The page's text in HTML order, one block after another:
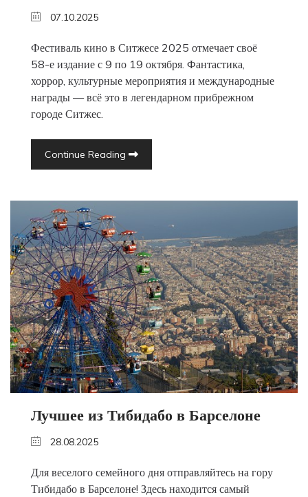
07.10.2025
Фестиваль кино в Ситжесе 2025 отмечает своё
58-е издание с 9 по 19 октября. Фантастика,
хоррор, культурные мероприятия и международные
награды — всё это в легендарном прибрежном
городе Ситжес.
Continue Reading
Лучшее из Тибидабо в Барселоне
28.08.2025
Для веселого семейного дня отправляйтесь на гору
Тибидабо в Барселоне! Здесь находится самый